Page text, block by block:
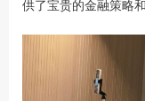
供了宝贵的金融策略